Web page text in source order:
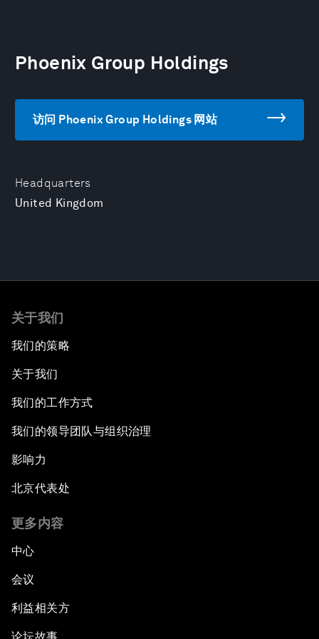
Headquarters
United Kingdom
Phoenix Group Holdings
访问 Phoenix Group Holdings 网站
关于我们
我们的策略
关于我们
我们的工作方式
我们的领导团队与组织治理
影响力
北京代表处
更多内容
中心
会议
利益相关方